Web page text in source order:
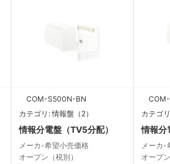
COM-S500N-BN
カテゴリ: 情報盤（2）
情報分電盤（TV5分配）
メーカ-希望小売価格
オープン（税別）
COM-
カテゴ
情報分
メーカ-
オープ